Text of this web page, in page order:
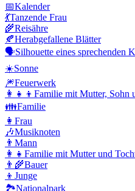
📅Kalender
💃Tanzende Frau
🌾Reisähre
🍂Herabgefallene Blätter
🗣️Silhouette eines sprechenden
☀️Sonne
🎆Feuerwerk
👩‍👧‍👦 Familie mit Mutter, Sohn
👪Familie
👩 Frau
🎶Musiknoten
👨 Mann
👩‍👧 Familie mit Mutter und
👨‍🌾Bauer
👦 Junge
🏞️Nationalpark